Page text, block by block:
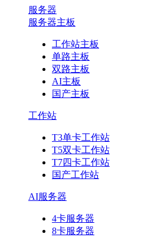
服务器
服务器主板
工作站主板
单路主板
双路主板
AI主板
国产主板
工作站
T3单卡工作站
T5双卡工作站
T7四卡工作站
国产工作站
AI服务器
4卡服务器
8卡服务器